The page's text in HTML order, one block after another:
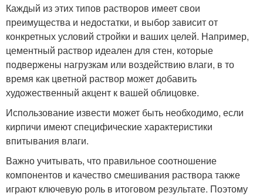
Каждый из этих типов растворов имеет свои
преимущества и недостатки, и выбор зависит от
конкретных условий стройки и ваших целей. Например,
цементный раствор идеален для стен, которые
подвержены нагрузкам или воздействию влаги, в то
время как цветной раствор может добавить
художественный акцент к вашей облицовке.
Использование извести может быть необходимо, если
кирпичи имеют специфические характеристики
впитывания влаги.
Важно учитывать, что правильное соотношение
компонентов и качество смешивания раствора также
играют ключевую роль в итоговом результате. Поэтому